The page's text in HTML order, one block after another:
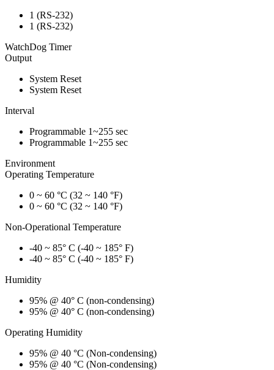
1 (RS-232)
1 (RS-232)
WatchDog Timer
Output
System Reset
System Reset
Interval
Programmable 1~255 sec
Programmable 1~255 sec
Environment
Operating Temperature
0 ~ 60 °C (32 ~ 140 °F)
0 ~ 60 °C (32 ~ 140 °F)
Non-Operational Temperature
-40 ~ 85° C (-40 ~ 185° F)
-40 ~ 85° C (-40 ~ 185° F)
Humidity
95% @ 40° C (non-condensing)
95% @ 40° C (non-condensing)
Operating Humidity
95% @ 40 °C (Non-condensing)
95% @ 40 °C (Non-condensing)